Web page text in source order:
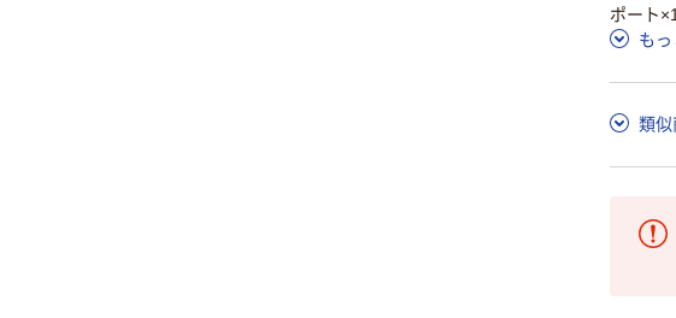
ポート×1
もっ
類似